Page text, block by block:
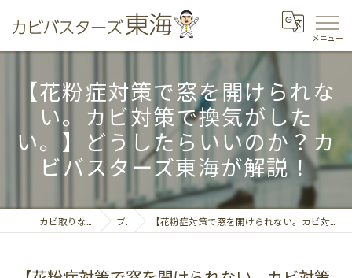
【花粉症対策で窓を開けられな
い。カビ対策で換気がした
い。】どうしたらいいのか？カ
ビバスターズ東海が解説！
ブログ 【花粉症対策で窓を開けられない。カビ対策で換気がしたい。】どうしたらいいのか？カビバスターズ東海が解説！